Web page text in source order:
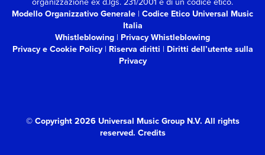
Modello Organizzativo Generale | Codice Etico Universal Music
Italia
Whistleblowing | Privacy Whistleblowing
Privacy e Cookie Policy| Riserva diritti | Diritti dell’utente sulla
Privacy
© Copyright 2026 Universal Music Group N.V. All rights
reserved. Credits